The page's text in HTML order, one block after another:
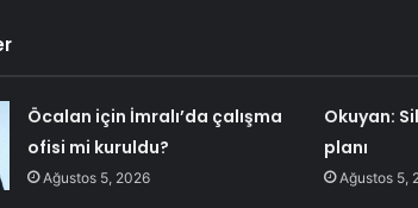
Öcalan için İmralı’da çalışma
ofisi mi kuruldu?
Ağustos 5, 2026
Okuyan:
planı
Ağustos 5,